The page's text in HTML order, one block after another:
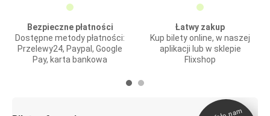
Bezpieczne płatności
Dostępne metody płatności:
Przelewy24, Paypal, Google
Pay, karta bankowa
Łatwy zakup
Kup bilety online, w naszej
aplikacji lub w sklepie
Flixshop